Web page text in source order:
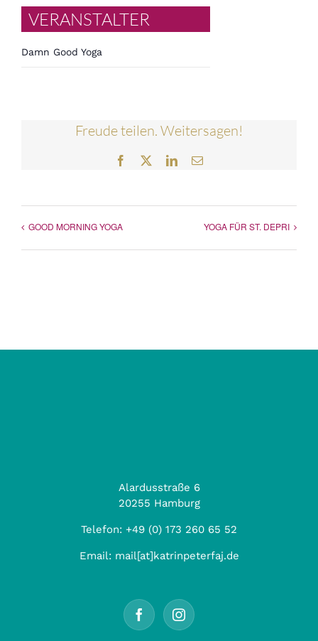
VERANSTALTER
Damn Good Yoga
Freude teilen. Weitersagen!
Facebook
TwitterLinkedIn
E-
GOOD MORNING YOGA YOGA FÜR ST. DEPRI
Alardusstraße 6
20255 Hamburg
Telefon: +49 (0) 173 260 65 52
Email: mail[at]katrinpeterfaj.de